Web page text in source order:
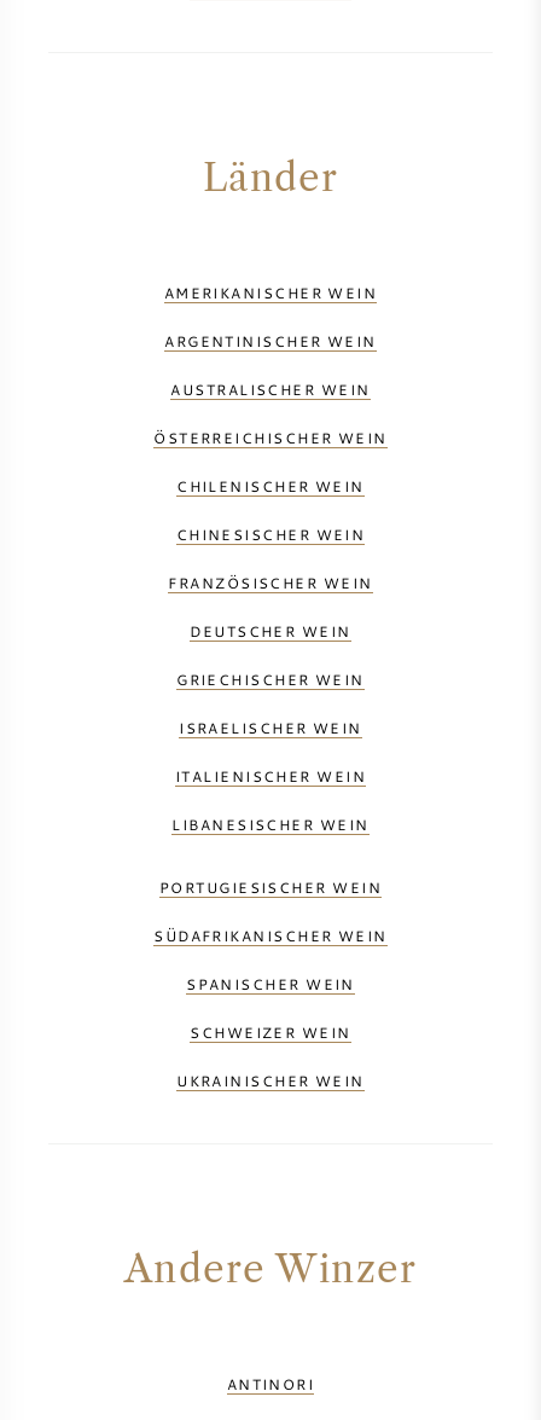
Länder
AMERIKANISCHER WEIN
ARGENTINISCHER WEIN
AUSTRALISCHER WEIN
ÖSTERREICHISCHER WEIN
CHILENISCHER WEIN
CHINESISCHER WEIN
FRANZÖSISCHER WEIN
DEUTSCHER WEIN
GRIECHISCHER WEIN
ISRAELISCHER WEIN
ITALIENISCHER WEIN
LIBANESISCHER WEIN
PORTUGIESISCHER WEIN
SÜDAFRIKANISCHER WEIN
SPANISCHER WEIN
SCHWEIZER WEIN
UKRAINISCHER WEIN
Andere Winzer
ANTINORI